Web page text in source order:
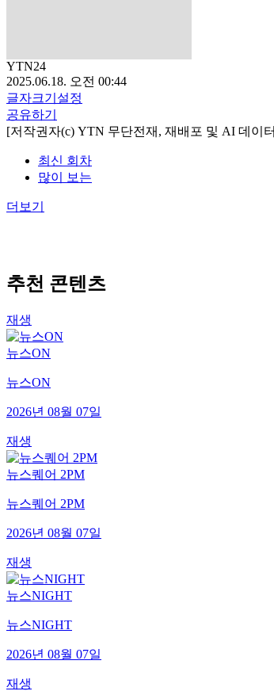
YTN24
2025.06.18. 오전 00:44
글자크기설정
공유하기
[저작권자(c) YTN 무단전재, 재배포 및 AI 데이
최신 회차
많이 보는
더보기
추천 콘텐츠
재생
뉴스ON
뉴스ON
2026년 08월 07일
재생
뉴스퀘어 2PM
뉴스퀘어 2PM
2026년 08월 07일
재생
뉴스NIGHT
뉴스NIGHT
2026년 08월 07일
재생